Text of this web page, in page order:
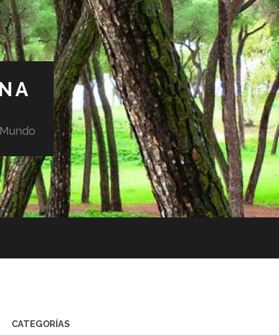
CATEGORÍAS